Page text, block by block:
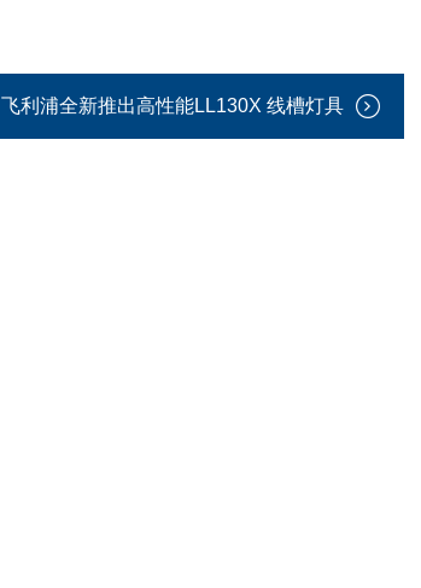
飞利浦全新推出高性能LL130X 线槽灯具